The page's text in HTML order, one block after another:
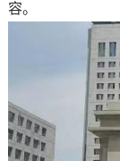
容。